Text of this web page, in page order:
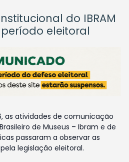
do IBRAM
eleitoral
as atividades de comunicação
de Museus – Ibram e de
passaram a observar as
legislação eleitoral.